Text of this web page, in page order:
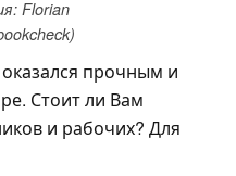
Florian
оказался прочным и
Стоит ли Вам
и рабочих? Для